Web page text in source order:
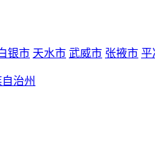
银市 天水市 武威市 张掖市 平
治州